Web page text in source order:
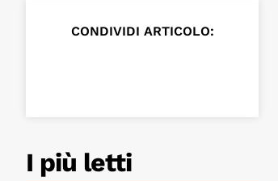
CONDIVIDI ARTICOLO:
I più letti